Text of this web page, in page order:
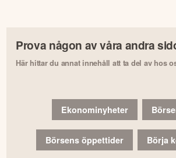
Prova någon av våra andra
Här hittar du annat innehåll att ta del av hos
Ekonominyheter
Börsens öppettider Börja